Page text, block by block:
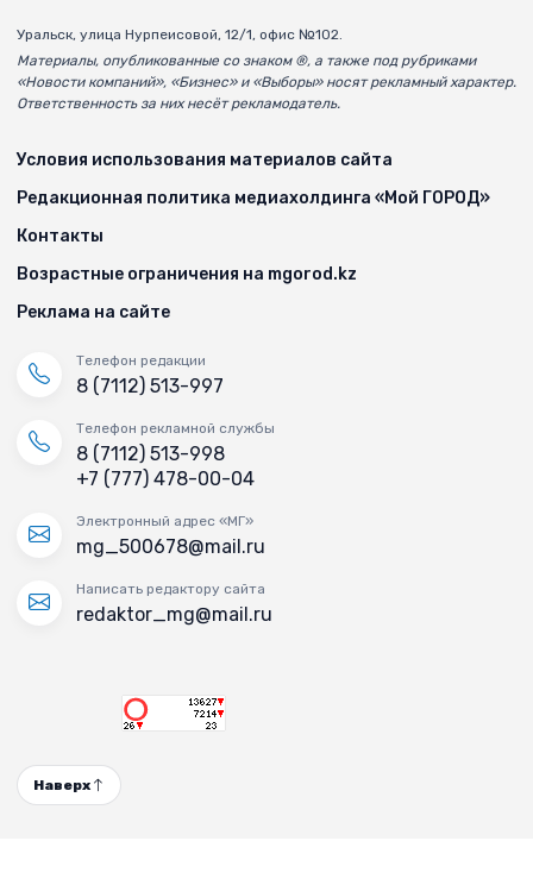
Уральск, улица Нурпеисовой, 12/1, офис №102.
Материалы, опубликованные со знаком ®, а также под рубриками
«Новости компаний», «Бизнес» и «Выборы» носят рекламный характер.
Ответственность за них несёт рекламодатель.
Условия использования материалов сайта
Редакционная политика медиахолдинга «Мой ГОРОД»
Контакты
Возрастные ограничения на mgorod.kz
Реклама на сайте
Телефон редакции
8 (7112) 513-997
Телефон рекламной службы
8 (7112) 513-998
+7 (777) 478-00-04
Электронный адрес «МГ»
mg_500678@mail.ru
Написать редактору сайта
redaktor_mg@mail.ru
Наверх